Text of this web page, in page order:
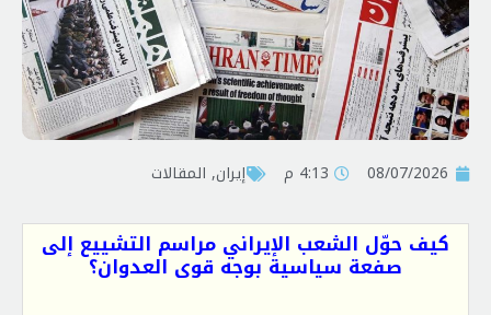
08/07/2026 4:13 م إيران, المقالات
كيف حوّل الشعب الإيراني مراسم التشييع إلى
صفعة سياسية بوجه قوى العدوان؟